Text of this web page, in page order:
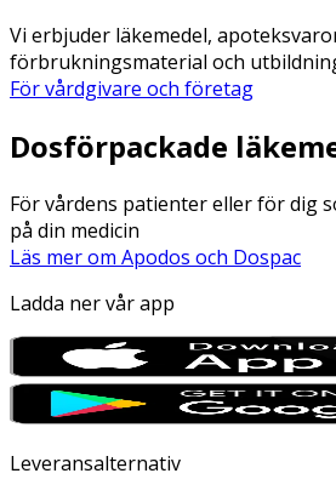
Vi erbjuder läkemedel,
förbrukningsmaterial och
För vårdgivare och företag
Dosförpackade
För vårdens patienter eller för dig
på din medicin
Läs mer om Apodos och Dospac
Ladda ner vår app
Leveransalternativ